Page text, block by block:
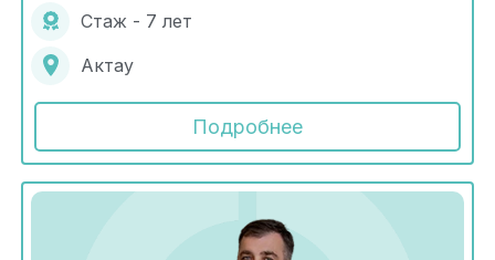
Стаж - 7 лет
Актау
Подробнее